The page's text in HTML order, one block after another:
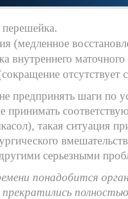
(медленное
внутреннего
отсутствует
предпринять шаги по
принимать
такая ситуация
серьезными
понадобится
прекратились